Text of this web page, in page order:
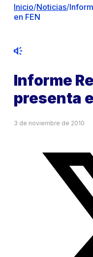
Inicio/Noticias/
en FEN
Informe
presenta
3 de noviembre de 2010